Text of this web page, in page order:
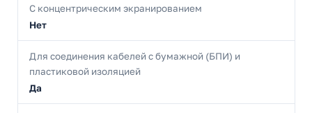
С концентрическим экранированием
Нет
Для соединения кабелей с бумажной (БПИ) и
пластиковой изоляцией
Да